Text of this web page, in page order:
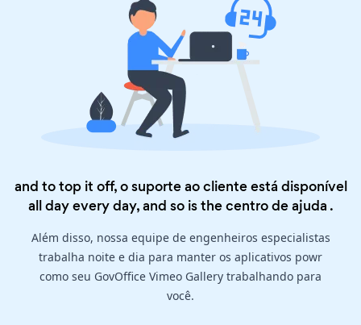
and to top it off, o suporte ao cliente está disponível
all day every day, and so is thecentro de ajuda .
Além disso, nossa equipe de engenheiros especialistas
trabalha noite e dia para manter os aplicativos powr
como seu GovOffice Vimeo Gallery trabalhando para
você.